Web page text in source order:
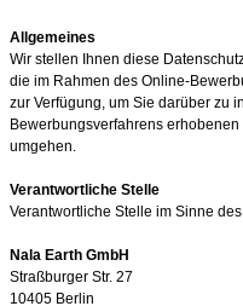
Allgemeines
Wir stellen Ihnen diese
die im Rahmen des Online-
zur Verfügung, um Sie darüber zu
Bewerbungsverfahrens
umgehen.
Verantwortliche Stelle
Verantwortliche Stelle im Sinne
Nala Earth GmbH
Straßburger Str. 27
10405 Berlin